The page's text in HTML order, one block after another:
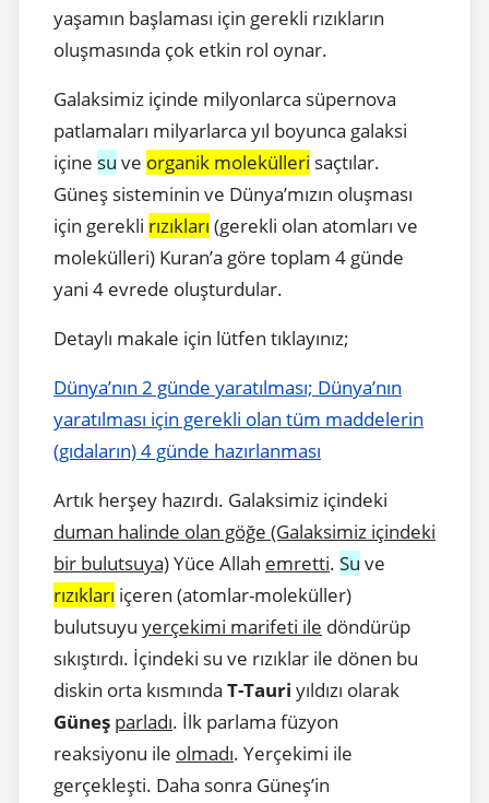
yaşamın başlaması için gerekli rızıkların
oluşmasında çok etkin rol oynar.
Galaksimiz içinde milyonlarca süpernova
patlamaları milyarlarca yıl boyunca galaksi
içine su ve organik molekülleri saçtılar.
Güneş sisteminin ve Dünya’mızın oluşması
için gerekli rızıkları (gerekli olan atomları ve
molekülleri) Kuran’a göre toplam 4 günde
yani 4 evrede oluşturdular.
Detaylı makale için lütfen tıklayınız;
Dünya’nın 2 günde yaratılması; Dünya’nın
yaratılması için gerekli olan tüm maddelerin
(gıdaların) 4 günde hazırlanması
Artık herşey hazırdı. Galaksimiz içindeki
duman halinde olan göğe (Galaksimiz içindeki
bir bulutsuya)Yüce Allah emretti. Su ve
rızıkları içeren (atomlar-moleküller)
bulutsuyu yerçekimi marifeti ile döndürüp
sıkıştırdı. İçindeki su ve rızıklar ile dönen bu
diskin orta kısmında T-Tauri yıldızı olarak
Güneş parladı. İlk parlama füzyon
reaksiyonu ile olmadı. Yerçekimi ile
gerçekleşti. Daha sonra Güneş’in